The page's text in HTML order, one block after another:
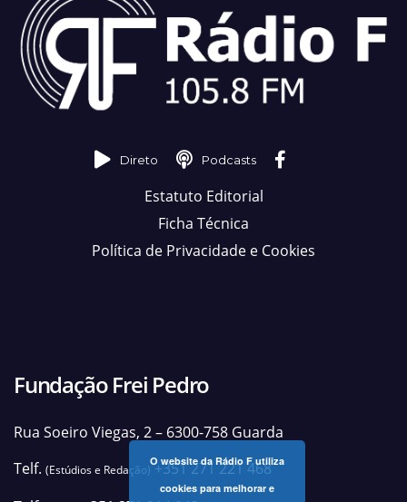
Direto Podcasts
Estatuto Editorial
Ficha Técnica
Política de Privacidade e Cookies
Fundação Frei Pedro
Rua Soeiro Viegas, 2 – 6300-758 Guarda
Telf. (Estúdios e Redação)+351 271 221 468
O website da Rádio F utiliza
cookies para melhorar e